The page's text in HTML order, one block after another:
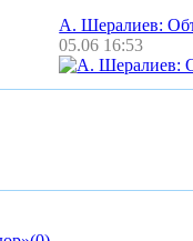
А. Шералиев:
05.06 16:53